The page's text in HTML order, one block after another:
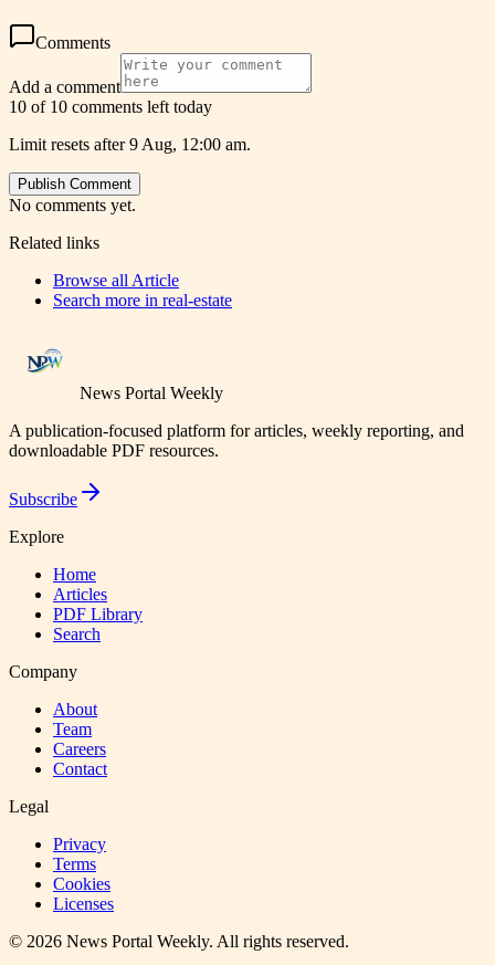
Comments
Add a comment
10 of 10 comments left today
Limit resets after 9 Aug, 12:00 am.
Publish Comment
No comments yet.
Related links
Browse all Article
Search more in real-estate
News Portal Weekly
A publication-focused platform for articles, weekly reporting, and
downloadable PDF resources.
Subscribe
Explore
Home
Articles
PDF Library
Search
Company
About
Team
Careers
Contact
Legal
Privacy
Terms
Cookies
Licenses
© 2026 News Portal Weekly. All rights reserved.